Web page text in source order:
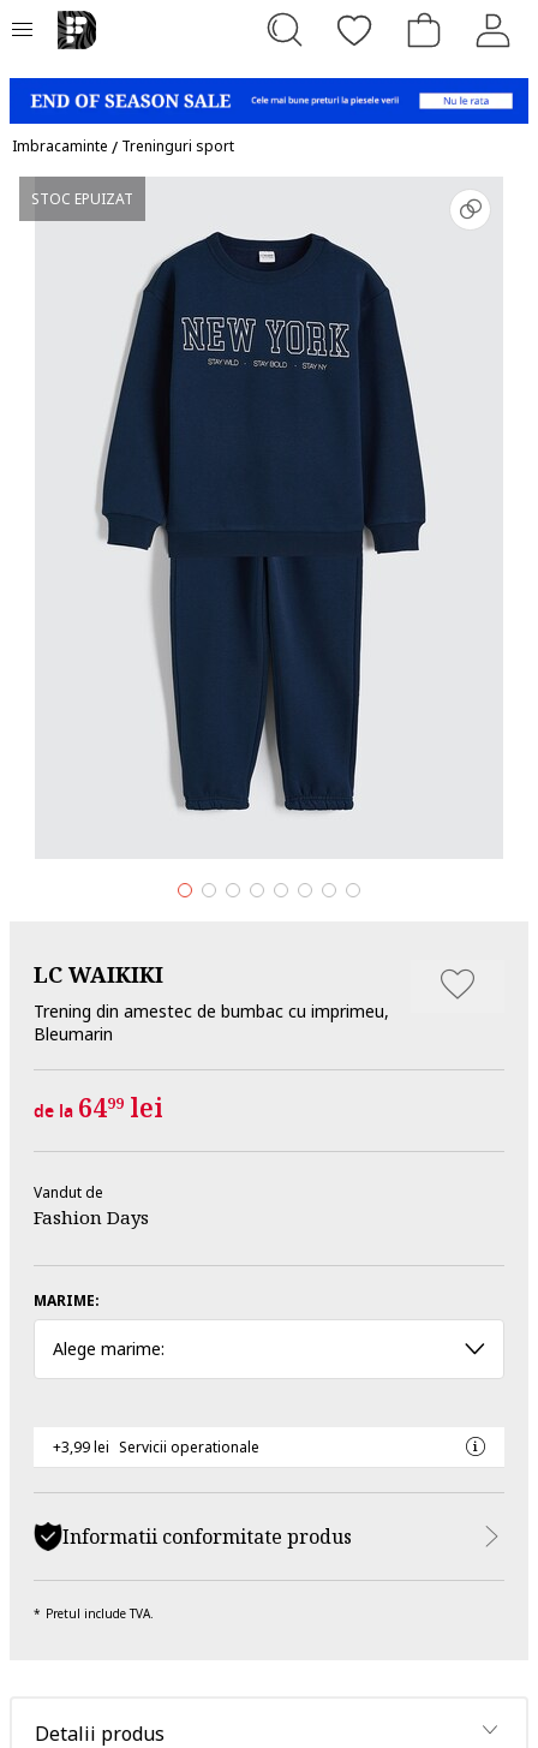
Imbracaminte / Treninguri sport
STOC EPUIZAT
LC WAIKIKI
Trening din amestec de bumbac cu imprimeu,
Bleumarin
de la 6499 lei
Vandut de
Fashion Days
MARIME:
Alege marime:
+3,99 lei Servicii operationale
Informatii conformitate produs
Pretul include TVA.
Detalii produs